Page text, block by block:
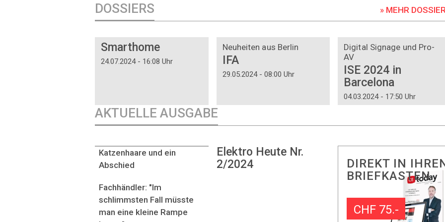
DOSSIERS » MEHR
Smarthome
24.07.2024 - 16:08 Uhr
Neuheiten aus Berlin
IFA
29.05.2024 - 08:00 Uhr
Digital Signage und Pro-
AV
ISE 2024 in
Barcelona
04.03.2024 - 17:50 Uhr
AKTUELLE AUSGABE
Elektro Heute Nr.
2/2024
Katzenhaare und ein
Abschied
Fachhändler: "Im
schlimmsten Fall müsste
man eine kleine Rampe
DIREKT IN
BRIEFKASTEN
CHF 75.-